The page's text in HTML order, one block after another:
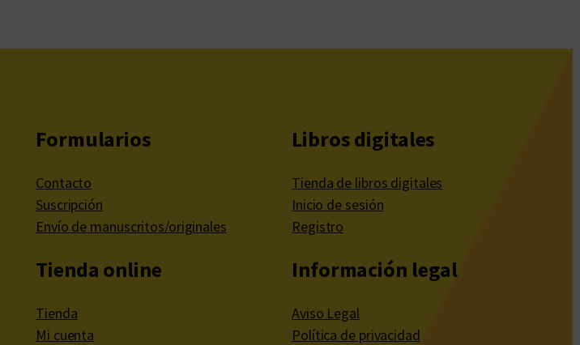
Formularios
Contacto
Suscripción
Envío de manuscritos/originales
Tienda online
Tienda
Mi cuenta
Libros digitales
Tienda de libros digitales
Inicio de sesión
Registro
Información legal
Aviso Legal
Política de privacidad